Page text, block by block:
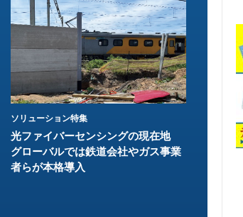
ソリューション特集
光ファイバーセンシングの現在地
グローバルでは鉄道会社やガス事業
者らが本格導入
イー
ク 間